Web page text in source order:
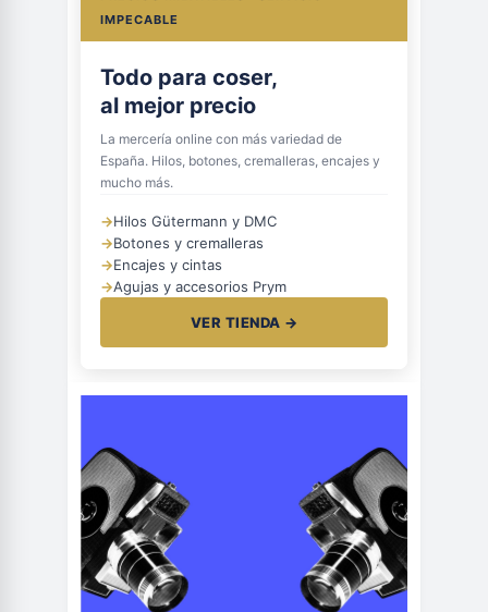
IMPECABLE
Todo para coser,
al mejor precio
La mercería online con más variedad de
España. Hilos, botones, cremalleras, encajes y
mucho más.
→Hilos Gütermann y DMC
→Botones y cremalleras
→Encajes y cintas
→Agujas y accesorios Prym
VER TIENDA →